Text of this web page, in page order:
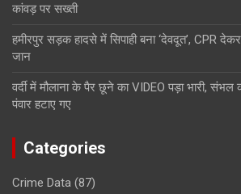
कांवड़ पर सख्ती
हमीरपुर सड़क हादसे में सिपाही बना ‘देवदूत’, CPR
जान
वर्दी में मौलाना के पैर छूने का VIDEO पड़ा भारी, संभल
पंवार हटाए गए
Categories
Crime Data (87)